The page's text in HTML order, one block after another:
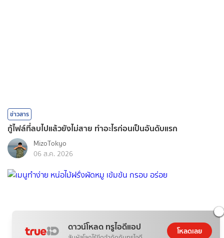
ข่าวสาร
กู้ไฟล์ที่ลบไปแล้วยังไม่สาย ทำอะไรก่อนเป็นอันดับแรก
MizoTokyo
06 ส.ค. 2026
ดาวน์โหลด ทรูไอดีแอป โหลดเลย